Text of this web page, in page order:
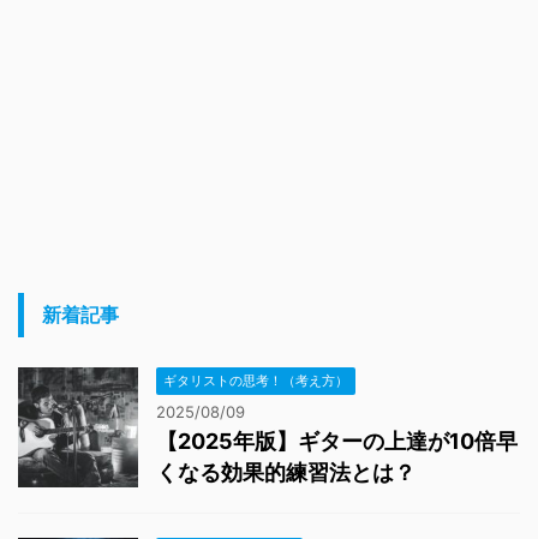
新着記事
ギタリストの思考！（考え方）
2025/08/09
【2025年版】ギターの上達が10倍早
くなる効果的練習法とは？